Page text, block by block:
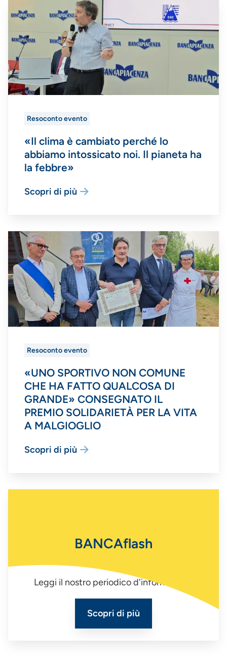
Resoconto evento
«Il clima è cambiato perché lo
abbiamo intossicato noi. Il pianeta ha
la febbre»
Scopri di più
Resoconto evento
«UNO SPORTIVO NON COMUNE
CHE HA FATTO QUALCOSA DI
GRANDE» CONSEGNATO IL
PREMIO SOLIDARIETÀ PER LA VITA
A MALGIOGLIO
Scopri di più
BANCAflash
Leggi il nostro periodico d'informazione
Scopri di più